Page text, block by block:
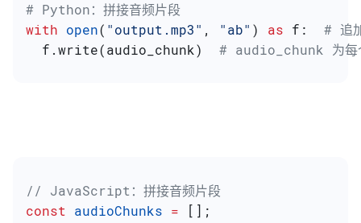
# Python：拼接音频片段
with open( "output.mp3" , "ab" ) as f: # 追
  f.write(audio_chunk)
# audio_chunk 为每
// JavaScript：拼接音频片段
const audioChunks = [];